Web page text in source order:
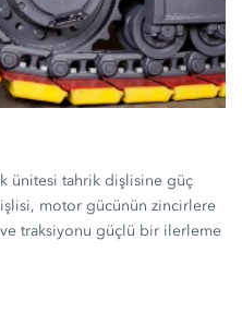
ünitesi tahrik dişlisine güç
motor gücünün zincirlere
ve traksiyonu güçlü bir ilerleme